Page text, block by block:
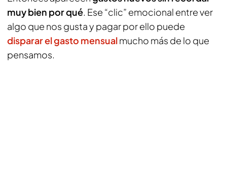
muy bien por qué. Ese “clic” emocional entre ver
algo que nos gusta y pagar por ello puede
disparar el gasto mensualmucho más de lo que
pensamos.